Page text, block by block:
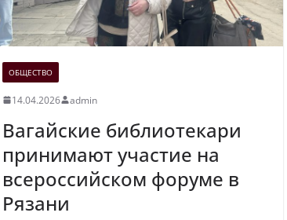
ОБЩЕСТВО
14.04.2026 admin
Вагайские библиотекари
принимают участие на
всероссийском форуме в
Рязани